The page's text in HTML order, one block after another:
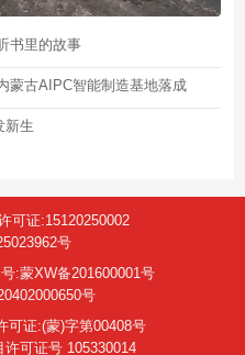
书里的故事
蒙古AIPC智能制造基地落成
新生
可证:15120250002
号
:蒙XW备201600001号
号
可证:(蒙)字第00408号
可证号 105330014